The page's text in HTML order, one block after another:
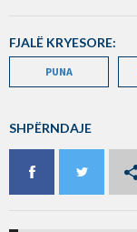
FJALË KRYESORE:
PUNA
SHPËRNDAJE